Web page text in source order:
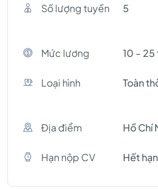
Số lượng tuyền 5
Mức lương 10 - 25
Loại hình Toàn
Địa điểm Hồ Chí
Hạn nộp CV Hết hạn